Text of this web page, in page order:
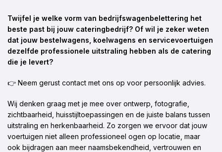
Twijfel je welke vorm van bedrijfswagenbelettering het
beste past bij jouw cateringbedrijf? Of wil je zeker weten
dat jouw bestelwagens, koelwagens en servicevoertuigen
dezelfde professionele uitstraling hebben als de catering
die je levert?
👉 Neem gerust contact met ons op voor persoonlijk advies.
Wij denken graag met je mee over ontwerp, fotografie,
zichtbaarheid, huisstijltoepassingen en de juiste balans tussen
uitstraling en herkenbaarheid. Zo zorgen we ervoor dat jouw
voertuigen niet alleen professioneel ogen op locatie, maar
ook bijdragen aan meer naamsbekendheid, vertrouwen en